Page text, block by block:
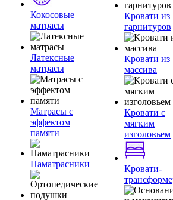
Кокосовые
матрасы
Латексные
матрасы
Матрасы с
эффектом
памяти
Наматрасники
Кровати из
гарнитуров
Кровати из
массива
Кровати с
мягким
изголовьем
Кровати-